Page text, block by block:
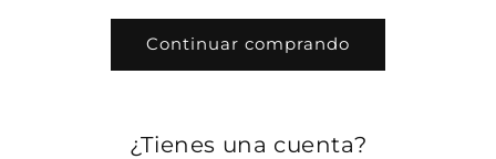
Continuar comprando
¿Tienes una cuenta?